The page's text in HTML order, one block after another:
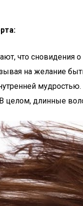
что сновидения
на желание
целом, длинные